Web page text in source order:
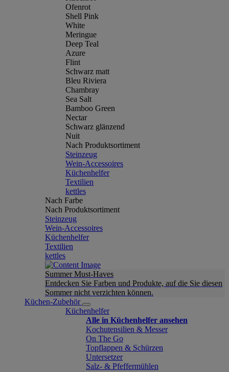
Ofenrot
Shell Pink
White
Meringue
Deep Teal
Azure
Flint
Schwarz matt
Bleu Riviera
Chambray
Sea Salt
Bamboo Green
Nectar
Schwarz glänzend
Nuit
Nach Produktsortiment
Steinzeug
Wein-Accessoires
Küchenhelfer
Textilien
kettles
Nach Farbe
Nach Produktsortiment
Steinzeug
Wein-Accessoires
Küchenhelfer
Textilien
kettles
Summer Must-Haves
Entdecken Sie Farben und Produkte, auf die Sie diesen
Sommer nicht verzichten können.
Küchen-Zubehör
Küchenhelfer
Alle in Küchenhelfer ansehen
Kochutensilien & Messer
On The Go
Topflappen & Schürzen
Untersetzer
Salz- & Pfeffermühlen